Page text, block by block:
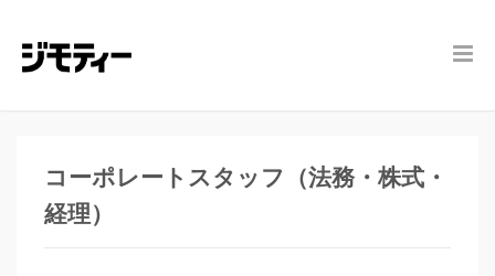
コーポレートスタッフ（法務・株式・
経理）